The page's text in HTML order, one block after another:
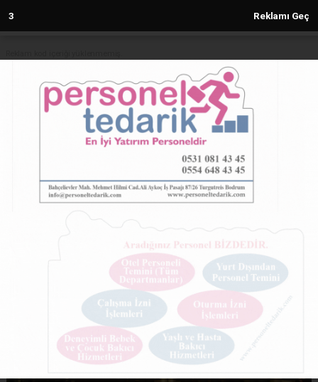
3 Reklamı Geç
Anasayfa
BİSİAD üyeleri ‘dijitalleşme ve
ekonomi’ konuştu
27.05.2024 - 12:07, Güncelleme: 27.05.2024 - 12:07
4881+ kez okundu.